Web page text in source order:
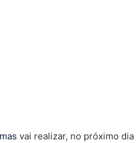
vai realizar, no próximo